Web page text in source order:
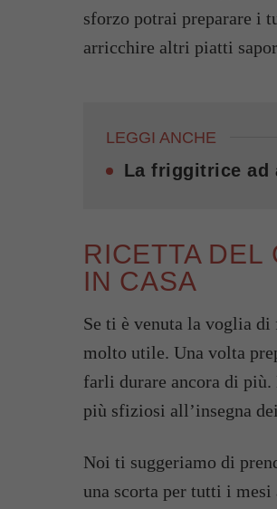
sforzo potrai preparare i
arricchire altri piatti
LEGGI ANCHE
La friggitrice ad
RICETTA DEL
IN CASA
Se ti è venuta la voglia
molto utile. Una volta
farli durare ancora di
più sfiziosi all’insegna
Noi ti suggeriamo di
una scorta per tutti i